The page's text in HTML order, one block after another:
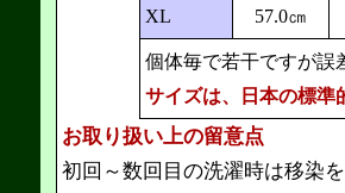
XL
57.0㎝
個体毎で若干ですが誤
サイズは、日本の標準
お取り扱い上の留意点
初回～数回目の洗濯時は移染